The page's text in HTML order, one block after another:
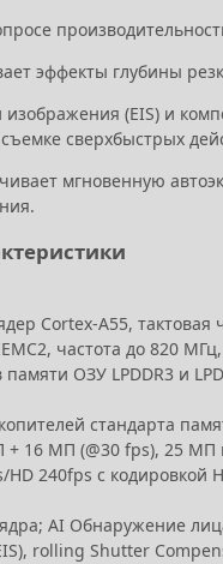
эффекты глубины
(EIS) и
сверхбыстрых
мгновенную
Cortex-A55,
частота до 820
ОЗУ LPDDR3 и
стандарта
16 МП (@30 fps), 25
240fps с кодировкой
AI Обнаружение
rolling Shutter